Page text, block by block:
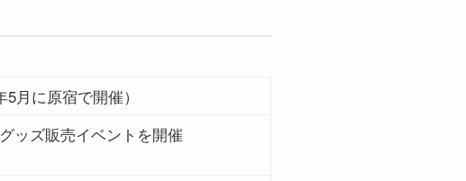
月に原宿で開催）
ッズ販売イベントを開催